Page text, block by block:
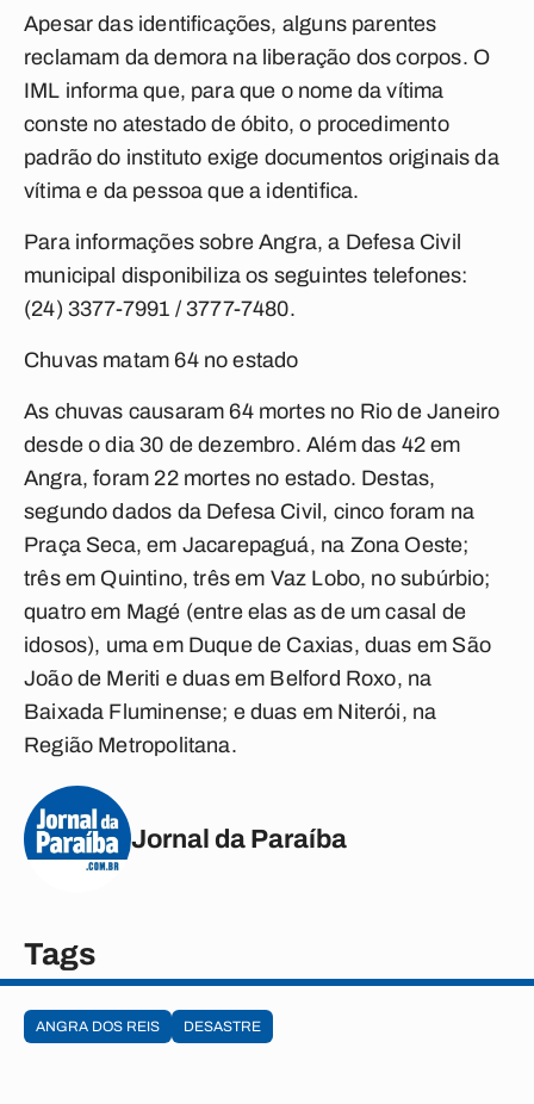
Apesar das identificações, alguns parentes
reclamam da demora na liberação dos corpos. O
IML informa que, para que o nome da vítima
conste no atestado de óbito, o procedimento
padrão do instituto exige documentos originais da
vítima e da pessoa que a identifica.
Para informações sobre Angra, a Defesa Civil
municipal disponibiliza os seguintes telefones:
(24) 3377-7991 / 3777-7480.
Chuvas matam 64 no estado
As chuvas causaram 64 mortes no Rio de Janeiro
desde o dia 30 de dezembro. Além das 42 em
Angra, foram 22 mortes no estado. Destas,
segundo dados da Defesa Civil, cinco foram na
Praça Seca, em Jacarepaguá, na Zona Oeste;
três em Quintino, três em Vaz Lobo, no subúrbio;
quatro em Magé (entre elas as de um casal de
idosos), uma em Duque de Caxias, duas em São
João de Meriti e duas em Belford Roxo, na
Baixada Fluminense; e duas em Niterói, na
Região Metropolitana.
Jornal da Paraíba
Tags
ANGRA DOS REIS DESASTRE